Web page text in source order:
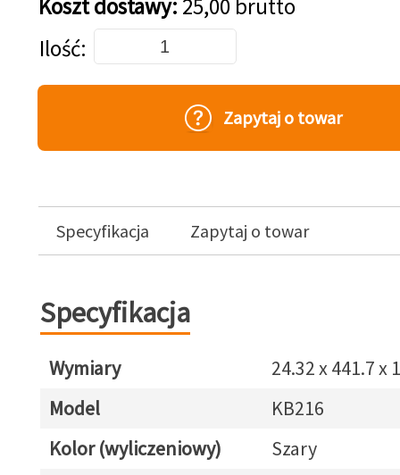
Koszt dostawy: 25,00 brutto
Dodaj do koszyka
Ilość
Zapytaj o towar
Specyfikacja Zapytaj o towar
Specyfikacja
Wymiary
24.32 x 441.7 x
Model
KB216
Kolor (wyliczeniowy)
Szary